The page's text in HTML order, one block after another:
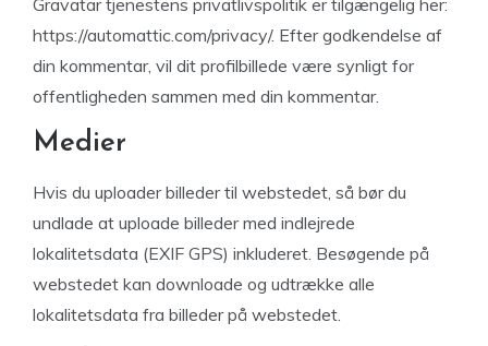
Gravatar tjenestens privatlivspolitik er tilgængelig her:
https://automattic.com/privacy/. Efter godkendelse af
din kommentar, vil dit profilbillede være synligt for
offentligheden sammen med din kommentar.
Medier
Hvis du uploader billeder til webstedet, så bør du
undlade at uploade billeder med indlejrede
lokalitetsdata (EXIF GPS) inkluderet. Besøgende på
webstedet kan downloade og udtrække alle
lokalitetsdata fra billeder på webstedet.